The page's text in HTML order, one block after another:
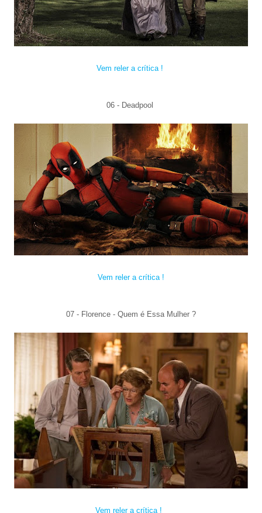
Vem reler a crítica !
06 - Deadpool
Vem reler a crítica !
07 - Florence - Quem é Essa Mulher ?
Vem reler a crítica !